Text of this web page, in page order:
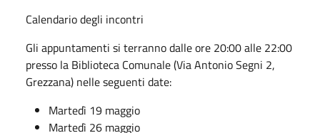
Calendario degli incontri
Gli appuntamenti si terranno dalle ore 20:00 alle 22:00
presso la Biblioteca Comunale (Via Antonio Segni 2,
Grezzana) nelle seguenti date:
Martedì 19 maggio
Martedì 26 maggio